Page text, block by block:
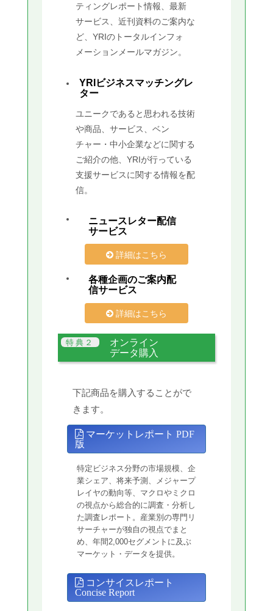
ティングレポート情報、最新
サービス、近刊資料のご案内な
ど、YRIのトータルインフォ
メーションメールマガジン。
YRIビジネスマッチングレ
ター
ユニークであると思われる技術
や商品、サービス、ベン
チャー・中小企業などに関する
ご紹介の他、YRIが行っている
支援サービスに関する情報を配
信。
ニュースレター配信
サービス
詳細はこちら
各種企画のご案内配
信サービス
詳細はこちら
オンライン
データ購入
下記商品を購入することがで
きます。
マーケットレポート PDF
版
特定ビジネス分野の市場規模、企
業シェア、将来予測、メジャープ
レイヤの動向等、マクロやミクロ
の視点から総合的に調査・分析し
た調査レポート。産業別の専門リ
サーチャーが独自の視点でまと
め、年間2,000セグメントに及ぶ
マーケット・データを提供。
コンサイスレポート
Concise Report